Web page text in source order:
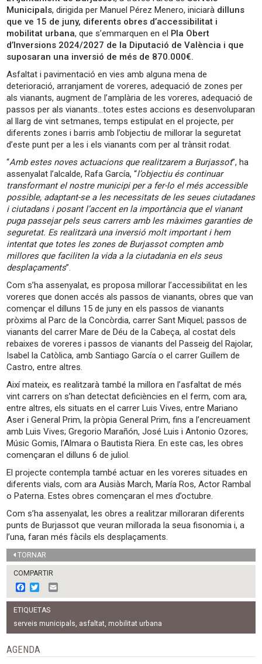
Municipals, dirigida per Manuel Pérez Menero, iniciarà dilluns
que ve 15 de juny, diferents obres d’accessibilitat i
mobilitat urbana, que s’emmarquen en el Pla Obert
d’Inversions 2024/2027 de la Diputació de València i que
suposaran una inversió de més de 870.000€.
Asfaltat i pavimentació en vies amb alguna mena de
deterioració, arranjament de voreres, adequació de zones per
als vianants, augment de l’amplària de les voreres, adequació de
passos per als vianants…totes estes accions es desenvoluparan
al llarg de vint setmanes, temps estipulat en el projecte, per
diferents zones i barris amb l’objectiu de millorar la seguretat
d’este punt per a les i els vianants com per al trànsit rodat.
“Amb estes noves actuacions que realitzarem a Burjassot”, ha
assenyalat l’alcalde, Rafa García, “l’objectiu és continuar
transformant el nostre municipi per a fer-lo el més accessible
possible, adaptant-se a les necessitats de les seues ciutadanes
i ciutadans i posant l’accent en la importància que el vianant
puga passejar pels seus carrers amb les màximes garanties de
seguretat. Es realitzarà una inversió molt important i hem
intentat que totes les zones de Burjassot compten amb
millores que faciliten la vida a la ciutadania en els seus
desplaçaments”.
Com s’ha assenyalat, es proposa millorar l’accessibilitat en les
voreres que donen accés als passos de vianants, obres que van
començar el dilluns 15 de juny en els passos de vianants
pròxims al Parc de la Concòrdia, carrer Sant Miquel; passos de
vianants del carrer Mare de Déu de la Cabeça, al costat dels
rebaixes de voreres i passos de vianants del Passeig del Rajolar,
Isabel la Catòlica, amb Santiago García o el carrer Guillem de
Castro, entre altres.
Així mateix, es realitzarà també la millora en l’asfaltat de més
vint carrers on s’han detectat deficiències en el ferm, com ara,
entre altres, els situats en el carrer Luis Vives, entre Mariano
Aser i General Prim, la pròpia General Prim, fins a l’encreuament
amb Luis Vives; Gregorio Marañón, José Luis i Antonio Ozores;
Músic Gomis, l’Almara o Bautista Riera. En este cas, les obres
començaran el dilluns 6 de juliol.
El projecte contempla també actuar en les voreres situades en
diferents vials, com ara Ausiàs March, María Ros, Actor Rambal
o Paterna. Estes obres començaran el mes d’octubre.
Com s’ha assenyalat, les obres a realitzar milloraran diferents
punts de Burjassot que veuran millorada la seua fisonomia i, a
l’una, faran més fàcils els desplaçaments.
TORNAR
COMPARTIR
F
a
c
e
b
o
o
k
w
i
t
t
e
m
l
ETIQUETAS
serveis municipals, asfaltat, mobilitat urbana
AGENDA